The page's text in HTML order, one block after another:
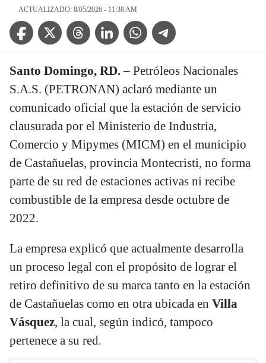
ACTUALIZADO: 8/05/2026 - 11:38 AM
Facebook IconTwitter IconThreads IconLinkedin IconWhatsApp IconTelegram Icon
Santo Domingo, RD.– Petróleos Nacionales
S.A.S. (PETRONAN) aclaró mediante un
comunicado oficial que la estación de servicio
clausurada por el Ministerio de Industria,
Comercio y Mipymes (MICM) en el municipio
de Castañuelas, provincia Montecristi, no forma
parte de su red de estaciones activas ni recibe
combustible de la empresa desde octubre de
2022.
La empresa explicó que actualmente desarrolla
un proceso legal con el propósito de lograr el
retiro definitivo de su marca tanto en la estación
de Castañuelas como en otra ubicada en Villa
Vásquez, la cual, según indicó, tampoco
pertenece a su red.